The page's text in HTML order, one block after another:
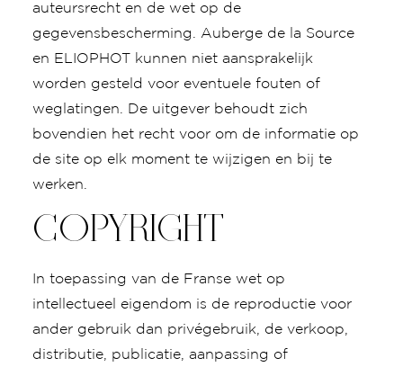
auteursrecht en de wet op de
gegevensbescherming. Auberge de la Source
en ELIOPHOT kunnen niet aansprakelijk
worden gesteld voor eventuele fouten of
weglatingen. De uitgever behoudt zich
bovendien het recht voor om de informatie op
de site op elk moment te wijzigen en bij te
werken.
COPYRIGHT
In toepassing van de Franse wet op
intellectueel eigendom is de reproductie voor
ander gebruik dan privégebruik, de verkoop,
distributie, publicatie, aanpassing of